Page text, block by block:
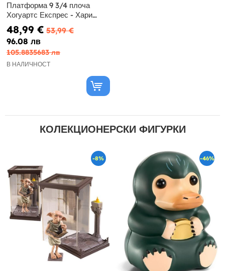
Платформа 9 3/4 плоча
Хогуартс Експрес - Хари
Потър
48,99 € 53,99 €
96.08 лв
105.8835683 лв
В НАЛИЧНОСТ
КОЛЕКЦИОНЕРСКИ ФИГУРКИ
-8% -46%